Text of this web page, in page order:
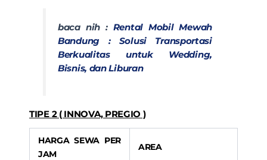
baca nih : Rental Mobil Mewah
Bandung : Solusi Transportasi
Berkualitas untuk Wedding,
Bisnis, dan Liburan
TIPE 2 ( INNOVA, PREGIO )
HARGA SEWA PER
JAM
AREA